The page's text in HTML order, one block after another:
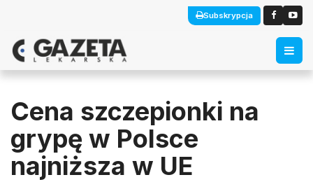
Subskrypcja
Cena szczepionki na
grypę w Polsce
najniższa w UE